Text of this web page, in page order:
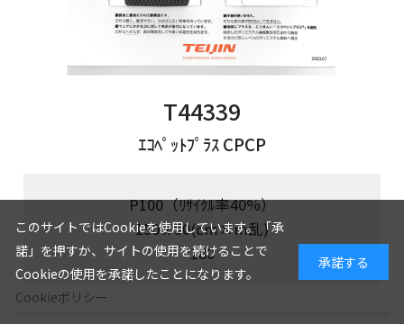
T44339
ｴｺﾍﾟｯﾄﾌﾟﾗｽ CPCP
P100（ﾘｻｲｸﾙ率40%）
150 x 50(cm×m乱)
180
このサイトではCookieを使用しています。「承
諾」を押すか、サイトの使用を続けることで
Cookieの使用を承諾したことになります。
Cookieポリシー
承諾する